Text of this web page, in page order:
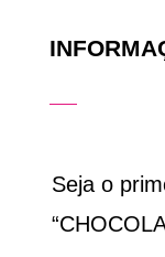
Seja o